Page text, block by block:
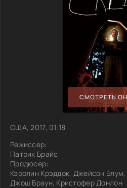
СМОТРЕТЬ
США, 2017, 01:18
Режиссер:
Патрик Брайс
Продюсер:
Кэролин Крэддок, Джейсон Блум,
Джош Браун, Кристофер Донлон